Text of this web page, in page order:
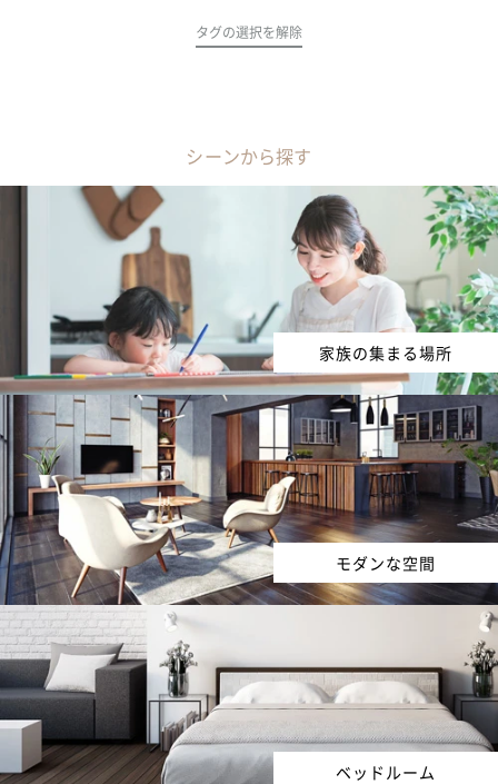
タグの選択を解除
シーンから探す
家族の集まる場所
モダンな空間
ベッドルーム